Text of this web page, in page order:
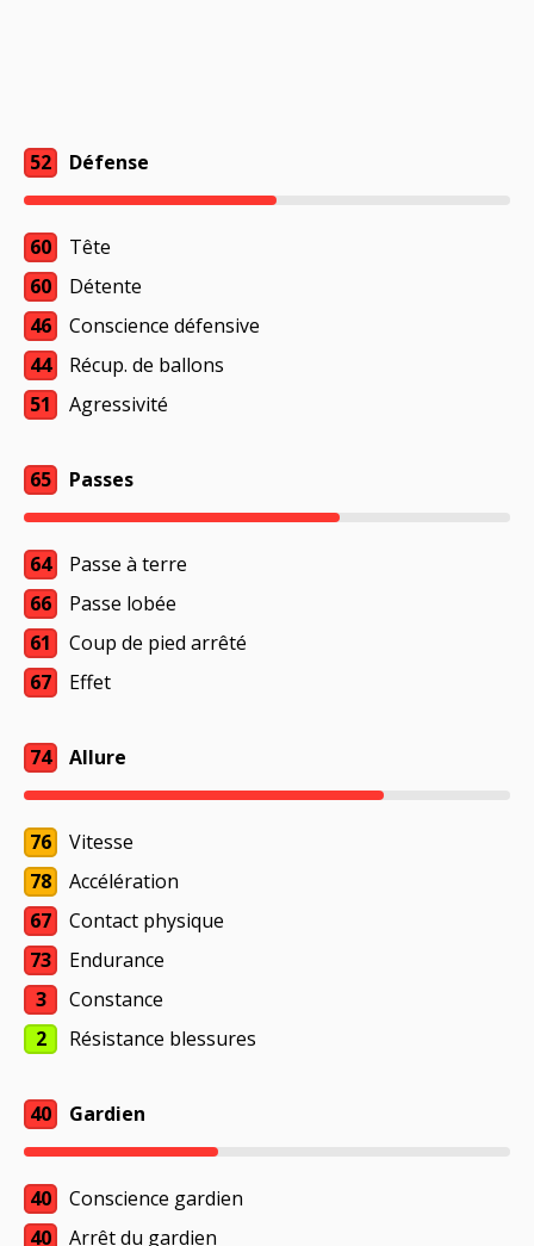
52 Défense
60
Tête
60
Détente
46
Conscience défensive
44
Récup. de ballons
51
Agressivité
65 Passes
64
Passe à terre
66
Passe lobée
61
Coup de pied arrêté
67
Effet
74 Allure
76
Vitesse
78
Accélération
67
Contact physique
73
Endurance
3
Constance
2
Résistance blessures
40 Gardien
40
Conscience gardien
40
Arrêt du gardien